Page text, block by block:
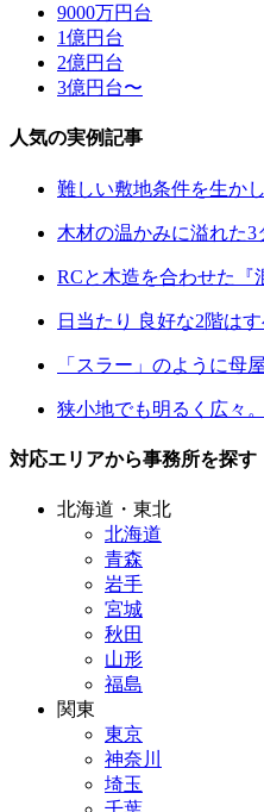
9000万円台
1億円台
2億円台
3億円台〜
人気の実例記事
難しい敷地条件を生か
木材の温かみに溢れた
RCと木造を合わせた『
日当たり 良好な2階は
「スラー」のように母
狭小地でも明るく広々
対応エリアから事務所を探す
北海道・東北
北海道
青森
岩手
宮城
秋田
山形
福島
関東
東京
神奈川
埼玉